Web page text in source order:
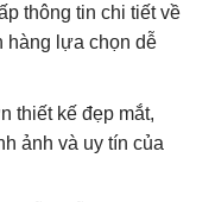
thông tin chi tiết về
hàng lựa chọn dễ
thiết kế đẹp mắt,
ảnh và uy tín của